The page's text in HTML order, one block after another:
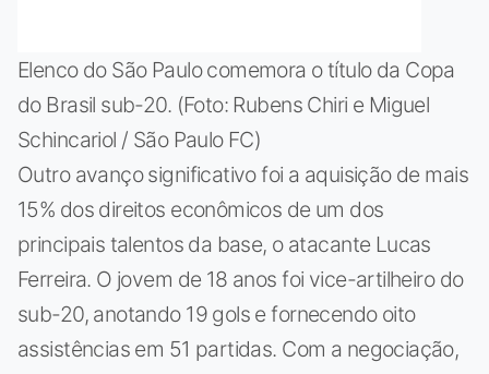
Elenco do São Paulo comemora o título da Copa
do Brasil sub-20. (Foto: Rubens Chiri e Miguel
Schincariol / São Paulo FC)
Outro avanço significativo foi a aquisição de mais
15% dos direitos econômicos de um dos
principais talentos da base, o atacante Lucas
Ferreira. O jovem de 18 anos foi vice-artilheiro do
sub-20, anotando 19 gols e fornecendo oito
assistências em 51 partidas. Com a negociação,